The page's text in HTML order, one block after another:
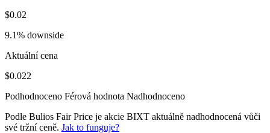
$0.02
9.1% downside
Aktuální cena
$0.022
Podhodnoceno Férová hodnota Nadhodnoceno
Podle Bulios Fair Price je akcie BIXT aktuálně nadhodnocená vůči
své tržní ceně. Jak to funguje?